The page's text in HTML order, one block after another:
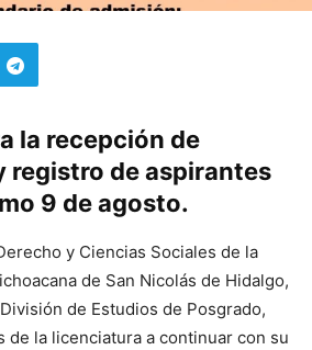
la recepción de
registro de aspirantes
9 de agosto.
y Ciencias Sociales de la
de San Nicolás de Hidalgo,
de Estudios de Posgrado,
de la licenciatura a continuar con su